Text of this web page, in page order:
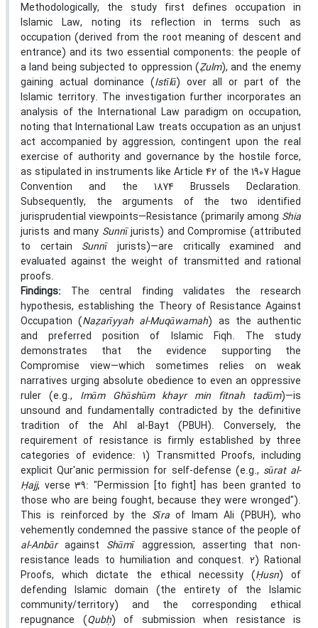
Methodologically, the study first defines occupation in
Islamic Law, noting its reflection in terms such as
occupation (derived from the root meaning of descent and
entrance) and its two essential components: the people of
a land being subjected to oppression (Ẓulm), and the enemy
gaining actual dominance (Istīlā) over all or part of the
Islamic territory. The investigation further incorporates an
analysis of the International Law paradigm on occupation,
noting that International Law treats occupation as an unjust
act accompanied by aggression, contingent upon the real
exercise of authority and governance by the hostile force,
as stipulated in instruments like Article 42 of the 1907 Hague
Convention and the 1874 Brussels Declaration.
Subsequently, the arguments of the two identified
jurisprudential viewpoints—Resistance (primarily amongShia
jurists and manySunnījurists) and Compromise (attributed
to certainSunnī jurists)—are critically examined and
evaluated against the weight of transmitted and rational
proofs.
Findings:The central finding validates the research
hypothesis, establishing the Theory of Resistance Against
Occupation (Naẓarīyyah al-Muqāwamah) as the authentic
and preferred position of Islamic Fiqh. The study
demonstrates that the evidence supporting the
Compromise view—which sometimes relies on weak
narratives urging absolute obedience to even an oppressive
ruler (e.g.,Imām Ghāshūm khayr min fitnah tadūm)—is
unsound and fundamentally contradicted by the definitive
tradition of the Ahl al-Bayt (PBUH). Conversely, the
requirement of resistance is firmly established by three
categories of evidence: 1) Transmitted Proofs, including
explicit Qur'anic permission for self-defense (e.g.,sūrat al-
Ḥajj , verse 39: "Permission [to fight] has been granted to
those who are being fought, because they were wronged").
This is reinforced by theSīra of Imam Ali (PBUH), who
vehemently condemned the passive stance of the people of
al-Anbār againstShāmī aggression, asserting that non-
resistance leads to humiliation and conquest. 2) Rational
Proofs, which dictate the ethical necessity (Ḥusn) of
defending Islamic domain (the entirety of the Islamic
community/territory) and the corresponding ethical
repugnance (Qubḥ) of submission when resistance is